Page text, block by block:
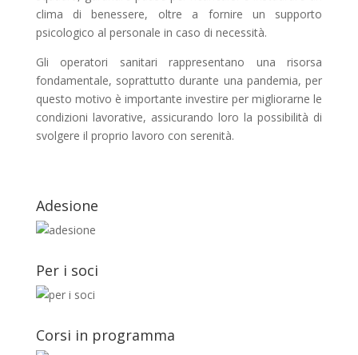
clima di benessere, oltre a fornire un supporto
psicologico al personale in caso di necessità.
Gli operatori sanitari rappresentano una risorsa
fondamentale, soprattutto durante una pandemia, per
questo motivo è importante investire per migliorarne le
condizioni lavorative, assicurando loro la possibilità di
svolgere il proprio lavoro con serenità.
Adesione
Per i soci
Corsi in programma